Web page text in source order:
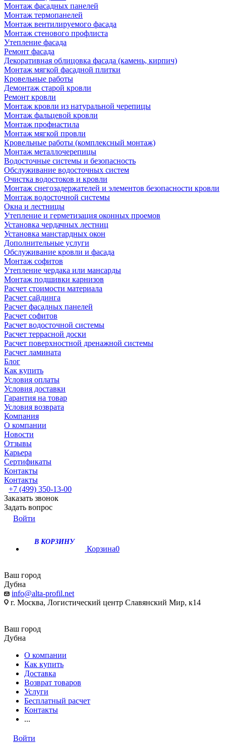
Монтаж фасадных панелей
Монтаж термопанелей
Монтаж вентилируемого фасада
Монтаж стенового профлиста
Утепление фасада
Ремонт фасада
Декоративная облицовка фасада (камень, кирпич)
Монтаж мягкой фасадной плитки
Кровельные работы
Демонтаж старой кровли
Ремонт кровли
Монтаж кровли из натуральной черепицы
Монтаж фальцевой кровли
Монтаж профнастила
Монтаж мягкой провли
Кровельные работы (комплексный монтаж)
Монтаж металлочерепицы
Водосточные системы и безопасность
Обслуживание водосточных систем
Очистка водостоков и кровли
Монтаж снегозадержателей и элементов безопасности кровли
Монтаж водосточной системы
Окна и лестницы
Утепление и герметизация оконных проемов
Установка чердачных лестниц
Установка манстардных окон
Дополнительные услуги
Обслуживание кровли и фасада
Монтаж софитов
Утепление чердака или мансарды
Монтаж подшивки карнизов
Расчет стоимости материала
Расчет сайдинга
Расчет фасадных панелей
Расчет софитов
Расчет водосточной системы
Расчет террасной доски
Расчет поверхностной дренажной системы
Расчет ламината
Блог
Как купить
Условия оплаты
Условия доставки
Гарантия на товар
Условия возврата
Компания
О компании
Новости
Отзывы
Карьера
Сертификаты
Контакты
Контакты
+7 (499) 350-13-00
Заказать звонок
Задать вопрос
Войти
В КОРЗИНУ
Корзина0
Ваш город
Дубна
info@alta-profil.net
г. Москва, Логистический центр Славянский Мир, к14
Ваш город
Дубна
О компании
Как купить
Доставка
Возврат товаров
Услуги
Бесплатный расчет
Контакты
...
Войти